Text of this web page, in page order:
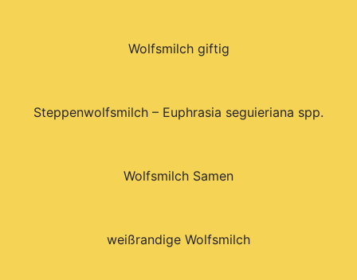
Wolfsmilch giftig
Steppenwolfsmilch – Euphrasia seguieriana spp.
Wolfsmilch Samen
weißrandige Wolfsmilch